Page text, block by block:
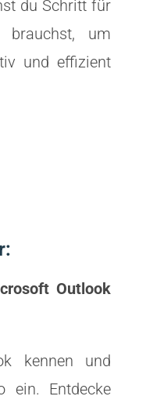
du Schritt für
um
und effizient
Outlook
kennen und
ein. Entdecke